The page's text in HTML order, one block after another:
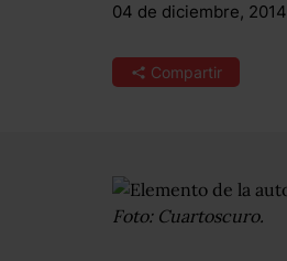
04 de diciembre, 2014
Compartir
Foto: Cuartoscuro.